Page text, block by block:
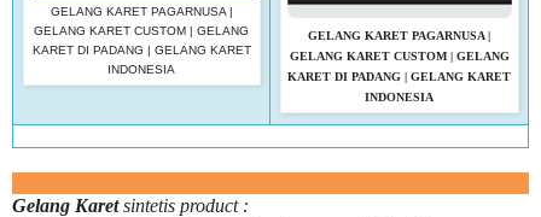
GELANG KARET PAGARNUSA |
GELANG KARET CUSTOM | GELANG
KARET DI PADANG | GELANG KARET
INDONESIA
GELANG KARET PAGARNUSA |
GELANG KARET CUSTOM | GELANG
KARET DI PADANG | GELANG KARET
INDONESIA
Gelang Karetsintetis product :